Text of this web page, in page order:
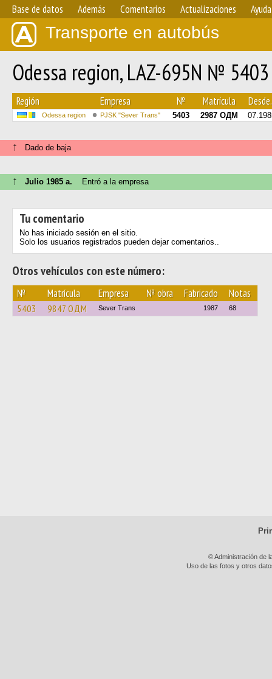
Base de datos Además Comentarios Actualizaciones Ayuda
Transporte en autobús
Odessa region, LAZ-695N № 5403
Región Empresa № Matrícula
Odessa region PJSK "Sever Trans" 5403 2987 ОДМ
↑ Dado de baja
↑ Julio 1985 a. Entró a la empresa
Tu comentario
No has iniciado sesión en el sitio.
Solo los usuarios registrados pueden dejar comentarios..
Otros vehículos con este número:
№ Matrícula Empresa № obra Fabricado Notas
5403 9847 ОДМ Sever Trans 1987 68
© Administración de
Uso de las fotos y otros